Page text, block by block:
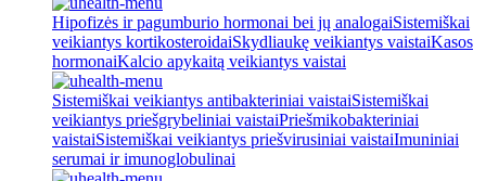
Hipofizės ir pagumburio hormonai bei jų analogaiSistemiškai
veikiantys kortikosteroidaiSkydliaukę veikiantys vaistaiKasos
hormonaiKalcio apykaitą veikiantys vaistai
Sistemiškai veikiantys antibakteriniai vaistaiSistemiškai
veikiantys priešgrybeliniai vaistaiPriešmikobakteriniai
vaistaiSistemiškai veikiantys priešvirusiniai vaistaiImuniniai
serumai ir imunoglobulinai